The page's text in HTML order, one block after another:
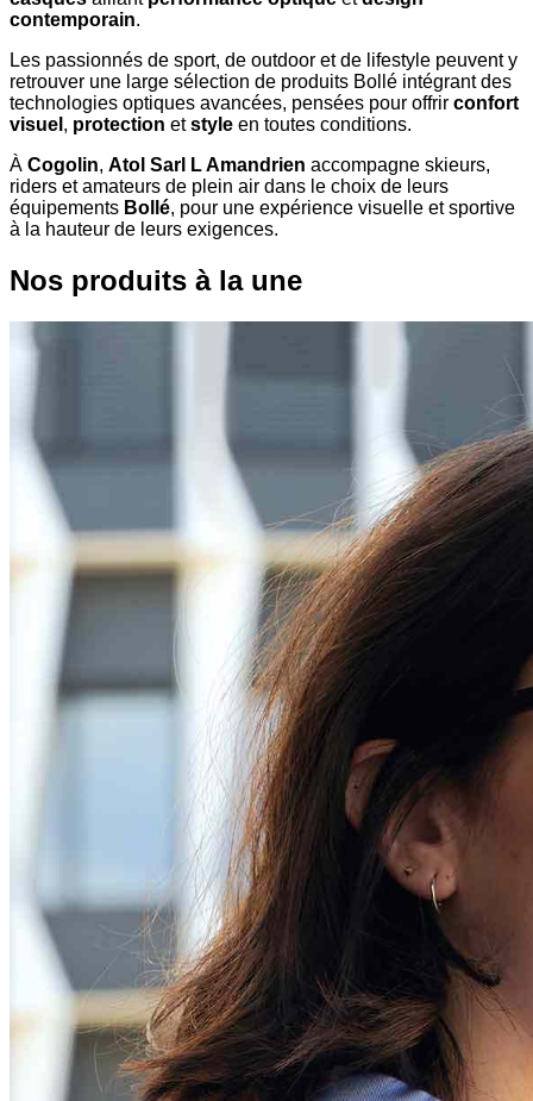
contemporain.
Les passionnés de sport, de outdoor et de lifestyle peuvent y
retrouver une large sélection de produits Bollé intégrant des
technologies optiques avancées, pensées pour offrir confort
visuel , protection etstyle en toutes conditions.
À Cogolin, Atol Sarl L Amandrien accompagne skieurs,
riders et amateurs de plein air dans le choix de leurs
équipements Bollé, pour une expérience visuelle et sportive
à la hauteur de leurs exigences.
Nos produits à la une